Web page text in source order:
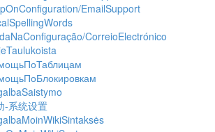
EmailSupport
CorreioElectrónico
-系统设置